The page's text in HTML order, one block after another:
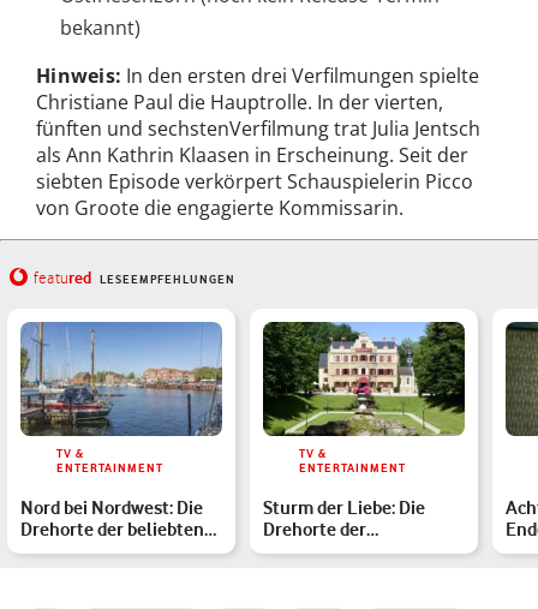
bekannt)
Hinweis: In den ersten drei Verfilmungen spielte
Christiane Paul die Hauptrolle. In der vierten,
fünften und sechstenVerfilmung trat Julia Jentsch
als Ann Kathrin Klaasen in Erscheinung. Seit der
siebten Episode verkörpert Schauspielerin Picco
von Groote die engagierte Kommissarin.
featured LESEEMPFEHLUNGEN
TV &
ENTERTAINMENT
Nord bei Nordwest: Die
Drehorte der beliebten
Krimiserie
TV &
ENTERTAINMENT
Sturm der Liebe: Die
Drehorte der
romantischen ARD-Serie